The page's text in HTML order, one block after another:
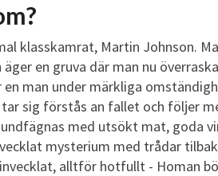
L
J
U
D
B
O
K
klasskamrat, Martin Johnson.
en gruva där man nu
man under märkliga
sig förstås an fallet och följer
med utsökt mat, goda
mysterium med trådar
alltför hotfullt - Homan